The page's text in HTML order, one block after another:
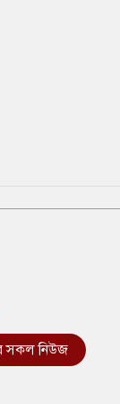
সকল নিউজ